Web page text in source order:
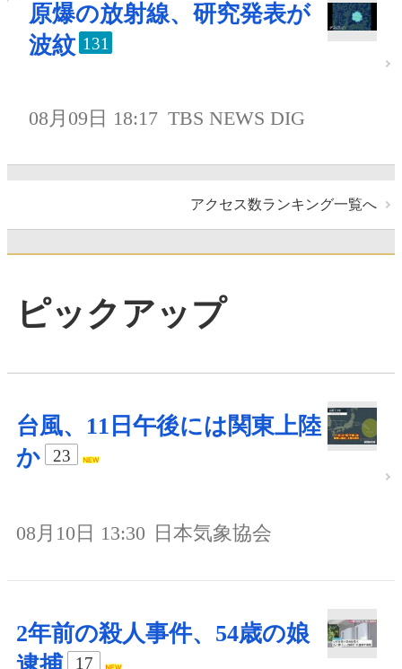
原爆の放射線、研究発表が
波紋 131
08月09日 18:17 TBS NEWS DIG
アクセス数ランキング一覧へ
ピックアップ
台風、11日午後には関東上陸
か
23
08月10日 13:30 日本気象協会
2年前の殺人事件、54歳の娘
17